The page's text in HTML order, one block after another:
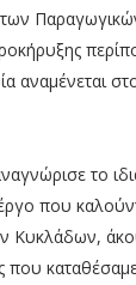
αναμένεται
το
που
Κυκλάδων,
που